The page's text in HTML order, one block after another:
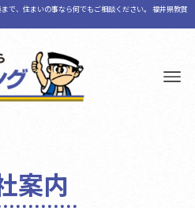
で、住まいの事なら何でもご相談ください。 福井県敦賀
案内